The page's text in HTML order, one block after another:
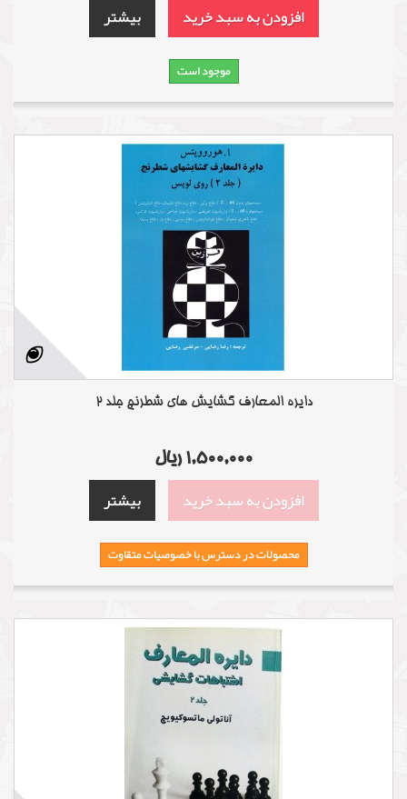
افزودن به سبد خرید بیشتر
موجود است
دایره المعارف گشایش های شطرنج جلد 2
1,500,000 ریال
افزودن به سبد خرید بیشتر
محصولات در دسترس با خصوصیات متقاوت